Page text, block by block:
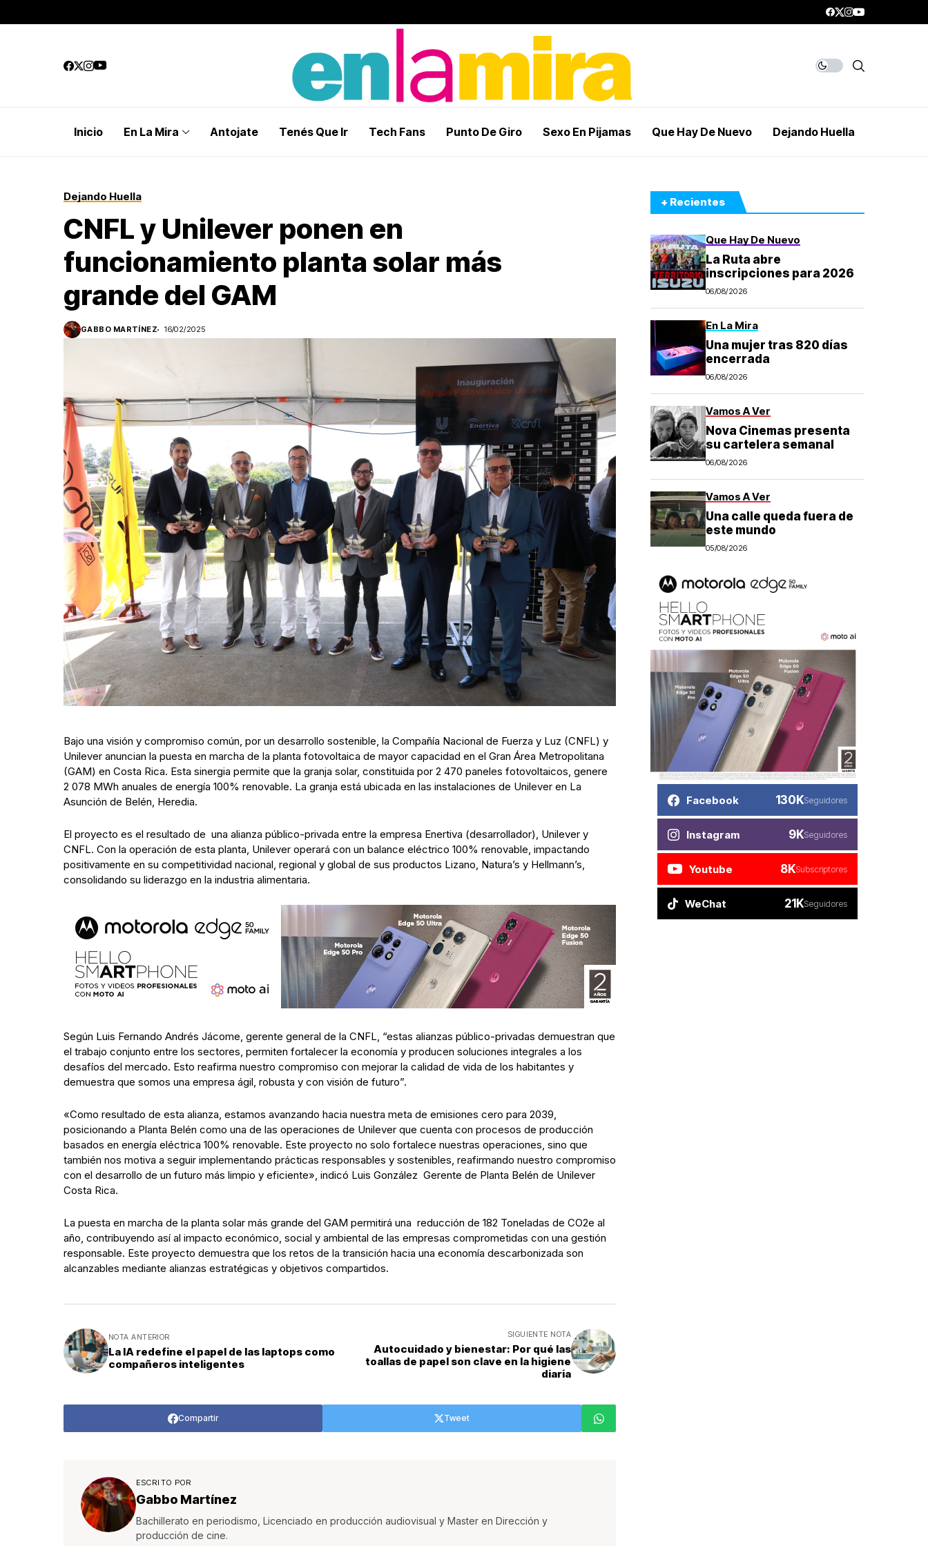
Inicio En La Mira Antojate Tenés Que Ir Tech Fans Punto De Giro Sexo En Pijamas Que Hay De Nuevo Dejando Huella
Dejando Huella
CNFL y Unilever ponen en
funcionamiento planta solar más
grande del GAM
GABBO MARTÍNEZ 16/02/2025
Bajo una visión y compromiso común, por un desarrollo sostenible, la Compañía Nacional de Fuerza y Luz (CNFL) y
Unilever anuncian la puesta en marcha de la planta fotovoltaica de mayor capacidad en el Gran Área Metropolitana
(GAM) en Costa Rica. Esta sinergia permite que la granja solar, constituida por 2 470 paneles fotovoltaicos, genere
2 078 MWh anuales de energía 100% renovable. La granja está ubicada en las instalaciones de Unilever en La
Asunción de Belén, Heredia.
El proyecto es el resultado de una alianza público-privada entre la empresa Enertiva (desarrollador), Unilever y
CNFL. Con la operación de esta planta, Unilever operará con un balance eléctrico 100% renovable, impactando
positivamente en su competitividad nacional, regional y global de sus productos Lizano, Natura’s y Hellmann’s,
consolidando su liderazgo en la industria alimentaria.
Según Luis Fernando Andrés Jácome, gerente general de la CNFL, “estas alianzas público-privadas demuestran que
el trabajo conjunto entre los sectores, permiten fortalecer la economía y producen soluciones integrales a los
desafíos del mercado. Esto reafirma nuestro compromiso con mejorar la calidad de vida de los habitantes y
demuestra que somos una empresa ágil, robusta y con visión de futuro”.
«Como resultado de esta alianza, estamos avanzando hacia nuestra meta de emisiones cero para 2039,
posicionando a Planta Belén como una de las operaciones de Unilever que cuenta con procesos de producción
basados en energía eléctrica 100% renovable. Este proyecto no solo fortalece nuestras operaciones, sino que
también nos motiva a seguir implementando prácticas responsables y sostenibles, reafirmando nuestro compromiso
con el desarrollo de un futuro más limpio y eficiente», indicó Luis González Gerente de Planta Belén de Unilever
Costa Rica.
La puesta en marcha de la planta solar más grande del GAM permitirá una reducción de 182 Toneladas de CO2e al
año, contribuyendo así al impacto económico, social y ambiental de las empresas comprometidas con una gestión
responsable. Este proyecto demuestra que los retos de la transición hacia una economía descarbonizada son
alcanzables mediante alianzas estratégicas y objetivos compartidos.
NOTA ANTERIOR
La IA redefine el papel de las laptops como
compañeros inteligentes
SIGUIENTE NOTA
Autocuidado y bienestar: Por qué las
toallas de papel son clave en la higiene
diaria
Compartir Tweet
ESCRITO POR
Gabbo Martínez
Bachillerato en periodismo, Licenciado en producción audiovisual y Master en Dirección y
producción de cine.
+ Recientes
Que Hay De Nuevo
La Ruta abre
inscripciones para 2026
06/08/2026
En La Mira
Una mujer tras 820 días
encerrada
06/08/2026
Vamos A Ver
Nova Cinemas presenta
su cartelera semanal
06/08/2026
Vamos A Ver
Una calle queda fuera de
este mundo
05/08/2026
Facebook 130KSeguidores
Instagram 9KSeguidores
Youtube 8KSubscriptores
WeChat 21KSeguidores